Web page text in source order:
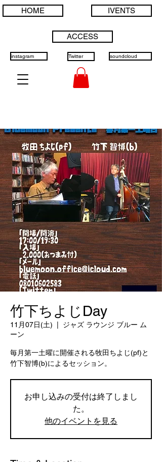
soundcloud
Twitter
instagram
IVENTS
HOME
ACCESS
竹下ちよじDay
11月07日(土)
ジャズ ラウンジ ブルー ム
ーン
毎月第一土曜に開催される牧田ちよじ(pf)と
竹下智博(b)によるセッション。
お申し込みの受付は終了しまし
た。
他のイベントを見る